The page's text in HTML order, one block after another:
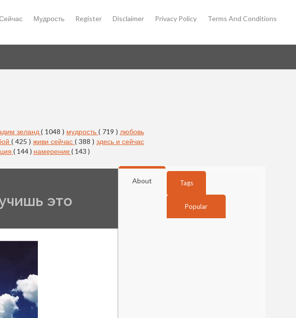
Мудрость Register Disclaimer Privacy Policy Terms And Conditions
зеланд( 1048 ) мудрость ( 719 ) любовь
( 425 )живи сейчас ( 388 ) здесь и сейчас
( 144 ) намерение( 143 )
это
About Tags
Popular